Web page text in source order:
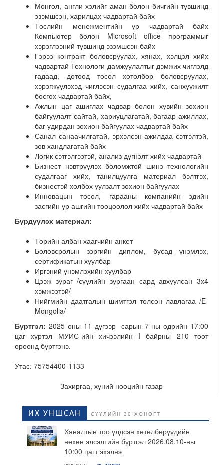
Монгол, англи хэлийг аман болон бичгийн түвшинд
эзэмшсэн, харилцах чадвартай байх
Төслийн менежментийн ур чадвартай байх
Компьютер болон Microsoft office программыг
хэрэглээний түвшинд эзэмшсэн байх
Гэрээ контракт боловсруулах, хянах, хэлцэл хийх
чадвартай Технологи дамжуулалтыг дэмжих чиглэлд
гадаад, дотоод төсөл хөтөлбөр боловсруулах,
хэрэгжүүлэхэд чиглэсэн судалгаа хийх, санхүүжилт
босгох чадвартай байх,
Ажлын цаг ашиглах чадвар болон хувийн зохион
байгуулалт сайтай, хариуцлагатай, багаар ажиллах,
баг удирдан зохион байгуулах чадвартай байх
Санал санаачилгатай, эрхэлсэн ажилдаа сэтгэлтэй,
зөв хандлагатай байх
Логик сэтгэлгээтэй, анализ дүгнэлт хийх чадвартай
Бизнест нэвтрүүлэх боломжтой шинэ технологийн
судалгааг хийх, танилцуулга материал бэлтгэх,
бизнестэй холбох уулзалт зохион байгуулах
Инновацын төсөл, гарааны компанийн эдийн
засгийн үр ашгийн тооцоолол хийх чадвартай байх
Бүрдүүлэх материал:
Төрийн албан хаагчийн анкет
Боловсролын зэргийн диплом, бусад үнэмлэх,
сертификатын хуулбар
Иргэний үнэмлэхийн хуулбар
Цээж зураг /сүүлийн зургаан сард авхуулсан 3х4
хэмжээтэй/
Нийгмийн даатгалын шимтгэл төлсөн лавлагаа /E-
Mongolia/
Бүртгэл: 2025 оны 11 дүгээр сарын 7-ны өдрийн 17:00
цаг хүртэл МУИС-ийн хичээлийн I байрны 210 тоот
өрөөнд бүртгэнэ.
Утас: 75754400-1133
Захиргаа, хүний нөөцийн газар
ИХ УНШСАН СҮҮЛИЙН 30 ХОНОГТ
Хяналтын тоо үлдсэн хөтөлбөрүүдийн
нөхөн элсэлтийн бүртгэл 2026.08.10-ны
10:00 цагт эхэлнэ